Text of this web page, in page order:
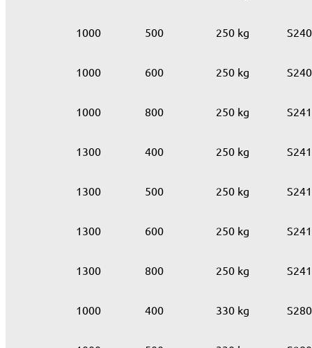
1000 500 250 kg
1000 600 250 kg
1000 800 250 kg
1300 400 250 kg
1300 500 250 kg
1300 600 250 kg
1300 800 250 kg
1000 400 330 kg